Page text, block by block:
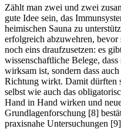
Zählt man zwei und zwei
gute Idee sein, das
heimischen Sauna zu
erfolgreich abzuwehren,
noch eins draufzusetzen: es
wissenschaftliche Belege,
wirksam ist, sondern dass
Richtung wirkt. Damit dürften
selbst wie auch das
Hand in Hand wirken und
Grundlagenforschung [8]
praxisnahe Untersuchungen